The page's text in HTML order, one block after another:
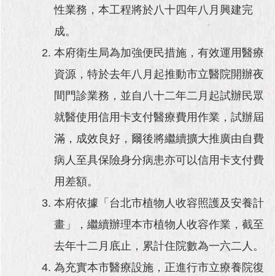
性業務，本工程將於八十四年八月興建完
成。
本府衛生局為加強便民措施，有效運用醫療
資源，特於去年八月起推動市立醫院開辦夜
間門診業務，並自八十二年二月起試辦民眾
就醫使用信用卡支付醫療費用作業，試辦屆
滿，成效良好，爾後將繼續擴大推廣由自費
病人至具保險身分病患亦可以信用卡支付費
用差額。
本府依據「台北市植物人收容照護及安養計
畫」，繼續辦理本市植物人收容作業，截至
去年十二月底止，累計住院數為一六二人。
為充實本市醫療設施，正進行市立療養院復